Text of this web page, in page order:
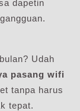
dapetin
Udah
pasang wifi
tanpa harus
tepat.